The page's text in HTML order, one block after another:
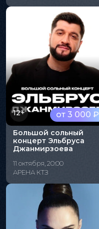
от 3 000 ₽
12+
Большой сольный
концерт Эльбруса
Джанмирзоева
11 октября, 20:00
АРЕНА КТЗ